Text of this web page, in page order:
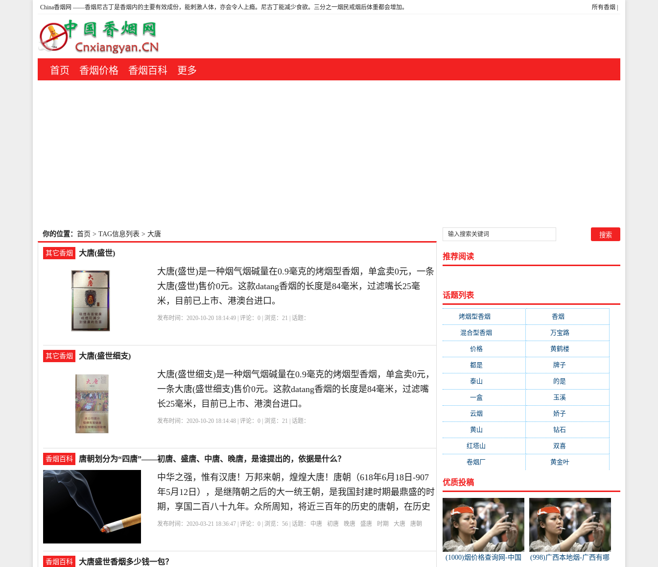
所有香烟
China香烟网 ——香烟尼古丁是香烟内的主要有效成份，能刺激人体，亦会令人上瘾。尼古丁能减少食欲。三分之一烟民戒烟后体重都会增加。
首页 香烟价格 香烟百科 更多
你的位置： 首页 > TAG信息列表 > 大唐
其它香烟 大唐(盛世)
大唐(盛世)是一种烟气烟碱量在0.9毫克的烤烟型香烟，单盒卖0元，一条
大唐(盛世)售价0元。这款datang香烟的长度是84毫米，过滤嘴长25毫
米，目前已上市、港澳台进口。
发布时间：2020-10-20 18:14:49 | 评论：0 | 浏览：21 | 话题：
其它香烟 大唐(盛世细支)
大唐(盛世细支)是一种烟气烟碱量在0.9毫克的烤烟型香烟，单盒卖0元，
一条大唐(盛世细支)售价0元。这款datang香烟的长度是84毫米，过滤嘴
长25毫米，目前已上市、港澳台进口。
发布时间：2020-10-20 18:14:48 | 评论：0 | 浏览：21 | 话题：
香烟百科 唐朝划分为“四唐”——初唐、盛唐、中唐、晚唐，是谁提出的，依据是什么？
中华之强，惟有汉唐！万邦来朝，煌煌大唐！唐朝（618年6月18日-907
年5月12日），是继隋朝之后的大一统王朝，是我国封建时期最鼎盛的时
期，享国二百八十九年。众所周知，将近三百年的历史的唐朝，在历史
发布时间：2020-03-21 18:36:47 | 评论：0 | 浏览：56 | 话题： 中唐 初唐 晚唐 盛唐 时期 大唐 唐朝
香烟百科 大唐盛世香烟多少钱一包？
推荐阅读
话题列表
烤烟型香烟 香烟
混合型香烟 万宝路(331)
价格(319) 黄鹤楼(315)
都是(272) 牌子
泰山 的是
一盒(176) 玉溪
云烟 娇子
黄山 钻石
红塔山 双喜
卷烟厂 黄金叶(151)
优质投稿
(1000)烟价格查询网-中国
(998)广西本地烟-广西有哪